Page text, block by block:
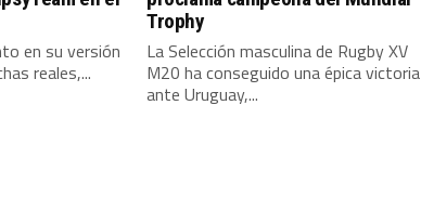
en su versión
reales,...
Trophy
La Selección masculina de Rugby XV
M20 ha conseguido una épica victoria
ante Uruguay,...